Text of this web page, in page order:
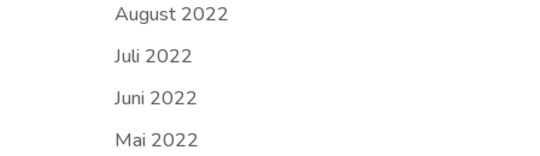
August 2022
Juli 2022
Juni 2022
Mai 2022